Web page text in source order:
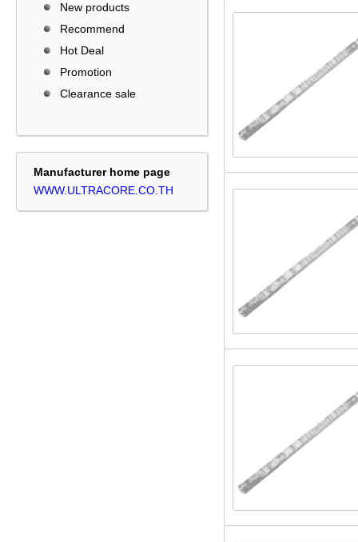
New products
Recommend
Hot Deal
Promotion
Clearance sale
Manufacturer home page
WWW.ULTRACORE.CO.TH